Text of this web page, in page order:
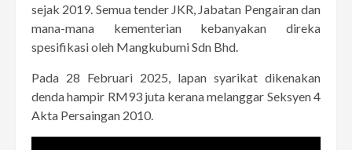
sejak 2019. Semua tender JKR, Jabatan Pengairan dan
mana-mana kementerian kebanyakan direka
spesifikasi oleh Mangkubumi Sdn Bhd.
Pada 28 Februari 2025, lapan syarikat dikenakan
denda hampir RM93 juta kerana melanggar Seksyen 4
Akta Persaingan 2010.